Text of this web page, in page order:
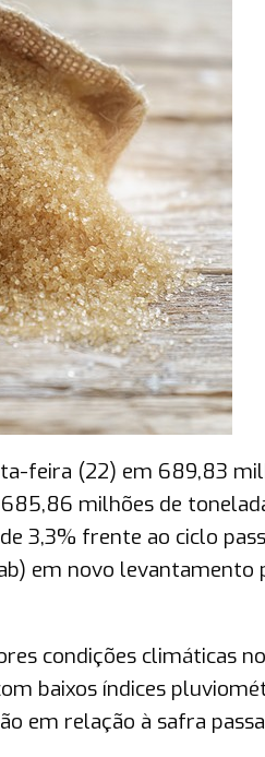
feira (22) em 689,83
milhões de
3,3% frente ao ciclo
em novo levantamento
condições climáticas no
baixos índices
em relação à safra